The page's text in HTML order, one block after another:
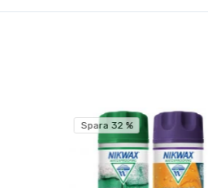
Spara 32 %